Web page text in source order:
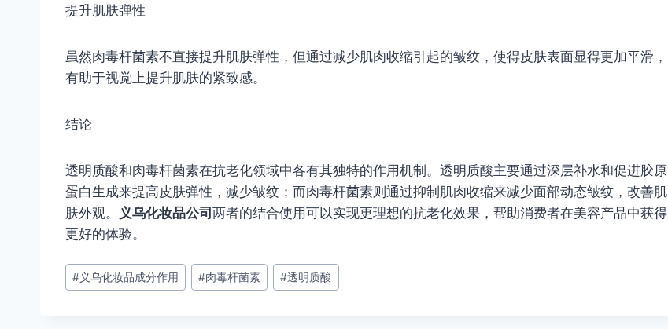
提升肌肤弹性
虽然肉毒杆菌素不直接提升肌肤弹性，但通过减少肌肉收缩引起的皱纹，使得皮肤表面显得更加平滑，
有助于视觉上提升肌肤的紧致感。
结论
透明质酸和肉毒杆菌素在抗老化领域中各有其独特的作用机制。透明质酸主要通过深层补水和促进胶原
蛋白生成来提高皮肤弹性，减少皱纹；而肉毒杆菌素则通过抑制肌肉收缩来减少面部动态皱纹，改善肌
肤外观。
义乌化妆品公司 两者的结合使用可以实现更理想的抗老化效果，帮助消费者在美容产品中获得
更好的体验。
文
章
#义乌化妆品成分作用 #肉毒杆菌素 #透明质酸